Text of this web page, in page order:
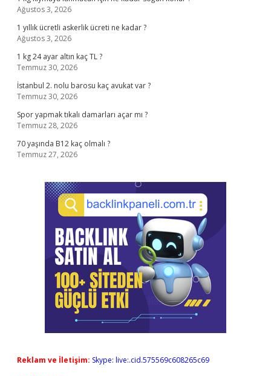
Ağustos 3, 2026
1 yıllık ücretli askerlik ücreti ne kadar ?
Ağustos 3, 2026
1 kg 24 ayar altın kaç TL ?
Temmuz 30, 2026
İstanbul 2. nolu barosu kaç avukat var ?
Temmuz 30, 2026
Spor yapmak tıkalı damarları açar mı ?
Temmuz 28, 2026
70 yaşında B12 kaç olmalı ?
Temmuz 27, 2026
Reklam ve İletişim: Skype: live:.cid.575569c608265c69